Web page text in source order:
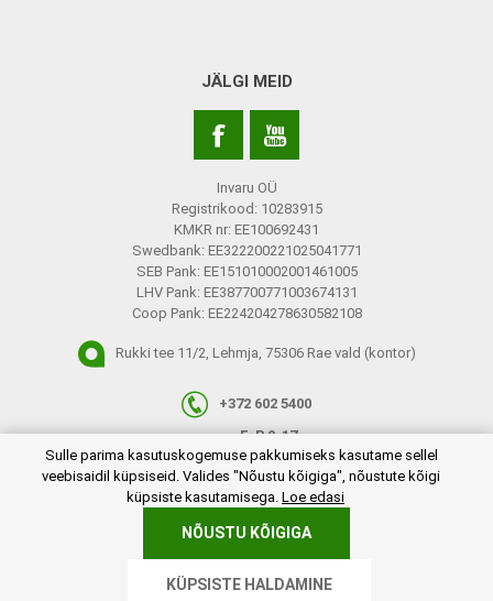
JÄLGI MEID
Invaru OÜ
Registrikood: 10283915
KMKR nr: EE100692431
Swedbank: EE322200221025041771
SEB Pank: EE151010002001461005
LHV Pank: EE387700771003674131
Coop Pank: EE224204278630582108
Rukki tee 11/2, Lehmja, 75306 Rae vald (kontor)
+372 602 5400
E-R 9-17
info@invaru.ee
Powered bynopCommerce
Sulle parima kasutuskogemuse pakkumiseks kasutame sellel
veebisaidil küpsiseid. Valides "Nõustu kõigiga", nõustute kõigi
küpsiste kasutamisega. Loe edasi
NÕUSTU KÕIGIGA
KÜPSISTE HALDAMINE